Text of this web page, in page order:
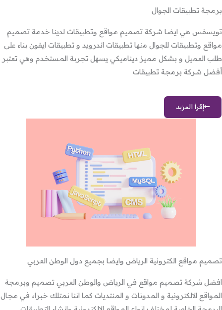
برمجة تطبيقات الجوال
تويسفس هي ايضا شركة تصميم مواقع وتطبيقات لدينا خدمة تصميم
مواقع وتطبيقات للجوال منها تطبيقات اندرويد و تطبيقات ايفون بناء على
طلب العميل و بشكل مميز ديناميكي يسهل تجربة المستخدم وهي تعتبر
أفضل شركة برمجة تطبيقات
إقرأ المزيد
تصميم مواقع الكترونية الرياض وايضا بجميع دول الوطن العربي
افضل شركة تصميم مواقع في الرياض والوطن العربي تصميم وبرمجة
المواقع الالكترونية و المدونات و المنتديات كما اننا نمتلك خبراء في مجال